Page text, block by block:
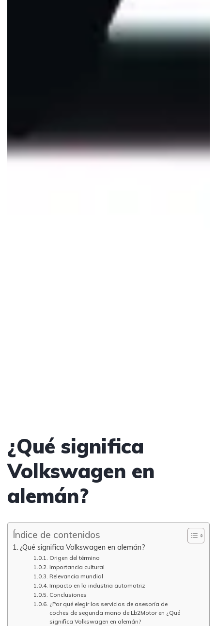
¿Qué significa
Volkswagen en
alemán?
Índice de contenidos
¿Qué significa Volkswagen en alemán?
Origen del término
Importancia cultural
Relevancia mundial
Impacto en la industria automotriz
Conclusiones
¿Por qué elegir los servicios de asesoría de
coches de segunda mano de Lb2Motor en ¿Qué
significa Volkswagen en alemán?